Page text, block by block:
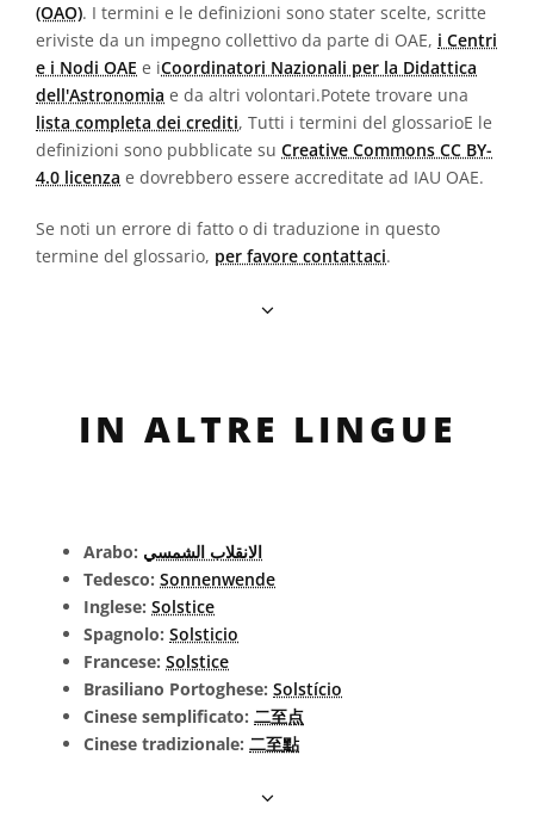
(OAO). I termini e le definizioni sono stater scelte, scritte
eriviste da un impegno collettivo da parte di OAE, i Centri
e i Nodi OAE e iCoordinatori Nazionali per la Didattica
dell'Astronomia e da altri volontari.Potete trovare una
lista completa dei crediti, Tutti i termini del glossarioE le
definizioni sono pubblicate su Creative Commons CC BY-
4.0 licenza e dovrebbero essere accreditate ad IAU OAE.
Se noti un errore di fatto o di traduzione in questo
termine del glossario, per favore contattaci.
IN ALTRE LINGUE
Arabo: الانقلاب الشمسي
Tedesco: Sonnenwende
Inglese: Solstice
Spagnolo: Solsticio
Francese: Solstice
Brasiliano Portoghese: Solstício
Cinese semplificato: 二至点
Cinese tradizionale: 二至點